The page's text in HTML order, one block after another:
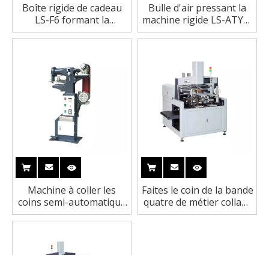
Boîte rigide de cadeau
LS-F6 formant la
machine pour la boîte de
parfum
Bulle d'air pressant la
machine rigide LS-ATYP-
5 de fabrication de
cartons avec 20pcs/Min
Machine à coller les
coins semi-automatique
LS-40A
Faites le coin de la bande
quatre de métier collant
la machine 75pcs/min